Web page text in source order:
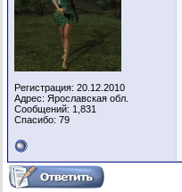
Регистрация: 20.12.2010
Адрес: Ярославская обл.
Сообщений: 1,831
Спасибо: 79